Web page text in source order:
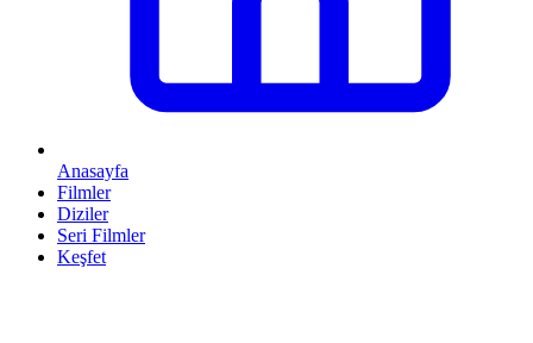
Anasayfa
Filmler
Diziler
Seri Filmler
Keşfet